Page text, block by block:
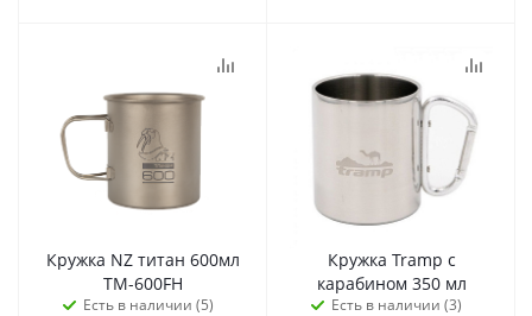
Кружка NZ титан 600мл
TM-600FH
Есть в наличии (5)
Кружка Tramp с
карабином 350 мл
Есть в наличии (3)